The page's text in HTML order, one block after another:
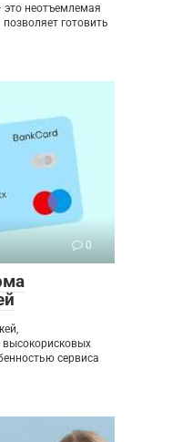
это неотъемлемая
готовить
0
сервиса